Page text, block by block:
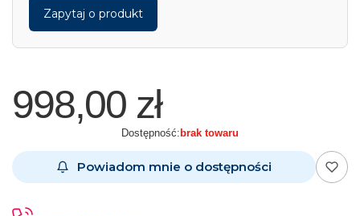
Zapytaj o produkt
998,00 zł
Dostępność: brak towaru
Powiadom mnie o dostępności